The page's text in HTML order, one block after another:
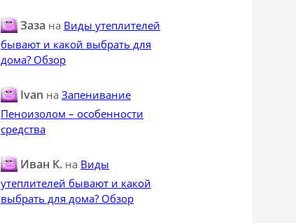
Заза на Виды утеплителей
бывают и какой выбрать для
дома? Обзор
Ivan на Запенивание
Пеноизолом – особенности
средства
Иван К. на Виды
утеплителей бывают и какой
выбрать для дома? Обзор